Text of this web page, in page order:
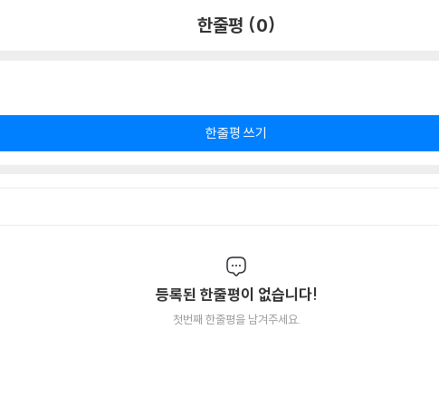
한줄평 (0)
한줄평 쓰기
등록된 한줄평이 없습니다!
첫번째 한줄평을 남겨주세요.